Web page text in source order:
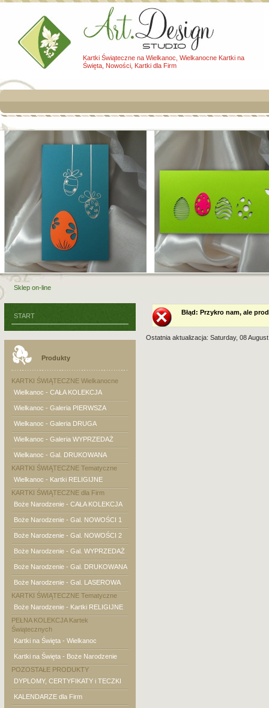
Kartki Świąteczne na Wielkanoc, Wielkanocne Kartki na
Święta, Nowości, Kartki dla Firm
Sklep on-line
START
Produkty
KARTKI ŚWIĄTECZNE Wielkanocne
Wielkanoc - CAŁA KOLEKCJA
Wielkanoc - Galeria PIERWSZA
Wielkanoc - Galeria DRUGA
Wielkanoc - Galeria WYPRZEDAŻ
Wielkanoc - Gal. DRUKOWANA
KARTKI ŚWIĄTECZNE Tematyczne
Wielkanoc - Kartki RELIGIJNE
KARTKI ŚWIĄTECZNE dla Firm
Boże Narodzenie - CAŁA KOLEKCJA
Boże Narodzenie - Gal. NOWOŚCI 1
Boże Narodzenie - Gal. NOWOŚCI 2
Boże Narodzenie - Gal. WYPRZEDAŻ
Boże Narodzenie - Gal. DRUKOWANA
Boże Narodzenie - Gal. LASEROWA
KARTKI ŚWIĄTECZNE Tematyczne
Boże Narodzenie - Kartki RELIGIJNE
PEŁNA KOLEKCJA Kartek
Świątecznych
Kartki na Święta - Wielkanoc
Kartki na Święta - Boże Narodzenie
POZOSTAŁE PRODUKTY
DYPLOMY, CERTYFIKATY i TECZKI
KALENDARZE dla Firm
Błąd: Przykro nam, ale
Ostatnia aktualizacja: Saturday, 08